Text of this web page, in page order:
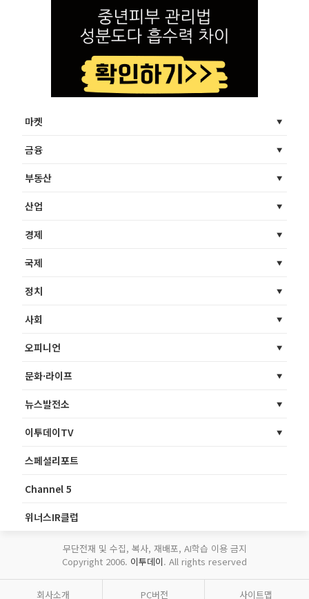
마켓
금융
부동산
산업
경제
국제
정치
사회
오피니언
문화·라이프
뉴스발전소
이투데이TV
스페셜리포트
Channel 5
위너스IR클럽
무단전재 및 수집, 복사, 재배포, AI학습 이용 금지
Copyright 2006. 이투데이. All rights reserved
회사소개 PC버전 사이트맵